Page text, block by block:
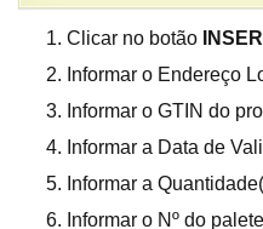
Clicar no botão
Informar o Endereço
Informar o GTIN do
Informar a Data de
Informar a
Informar o Nº do